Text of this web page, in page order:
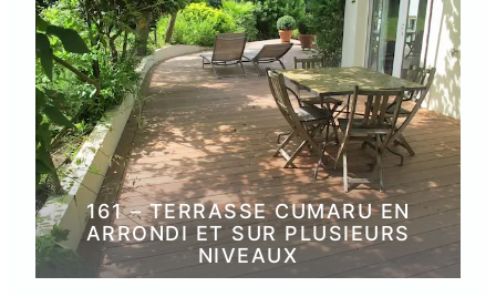
161 – TERRASSE CUMARU EN
ARRONDI ET SUR PLUSIEURS
NIVEAUX